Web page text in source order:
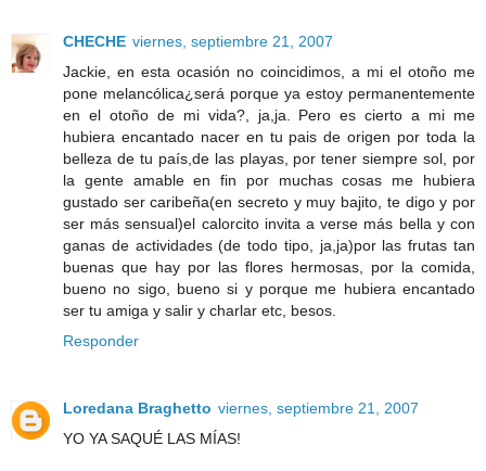
CHECHE viernes, septiembre 21, 2007
Jackie, en esta ocasión no coincidimos, a mi el otoño me
pone melancólica¿será porque ya estoy permanentemente
en el otoño de mi vida?, ja,ja. Pero es cierto a mi me
hubiera encantado nacer en tu pais de origen por toda la
belleza de tu país,de las playas, por tener siempre sol, por
la gente amable en fin por muchas cosas me hubiera
gustado ser caribeña(en secreto y muy bajito, te digo y por
ser más sensual)el calorcito invita a verse más bella y con
ganas de actividades (de todo tipo, ja,ja)por las frutas tan
buenas que hay por las flores hermosas, por la comida,
bueno no sigo, bueno si y porque me hubiera encantado
ser tu amiga y salir y charlar etc, besos.
Responder
Loredana Braghetto viernes, septiembre 21, 2007
YO YA SAQUÉ LAS MÍAS!